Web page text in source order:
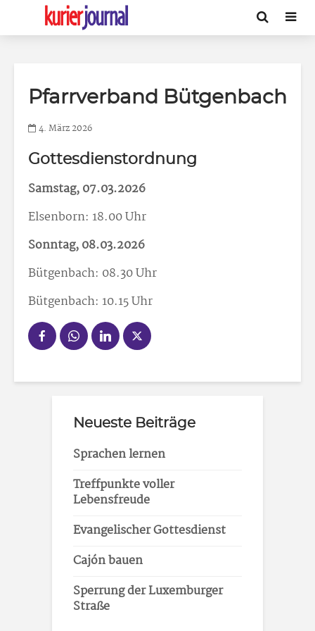
Pfarrverband Bütgenbach
4. März 2026
Gottesdienstordnung
Samstag, 07.03.2026
Elsenborn: 18.00 Uhr
Sonntag, 08.03.2026
Bütgenbach: 08.30 Uhr
Bütgenbach: 10.15 Uhr
Neueste Beiträge
Sprachen lernen
Treffpunkte voller
Lebensfreude
Evangelischer Gottesdienst
Cajón bauen
Sperrung der Luxemburger
Straße